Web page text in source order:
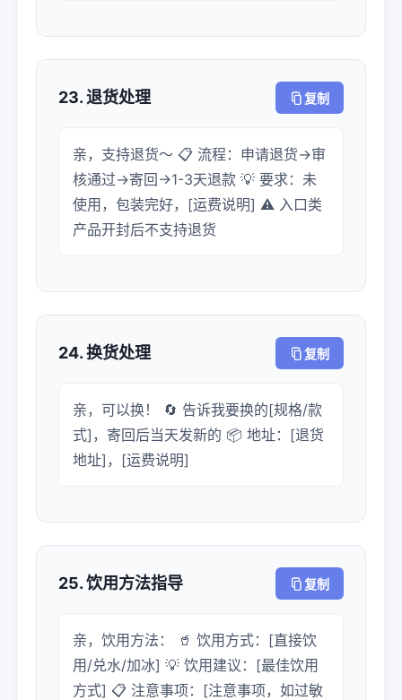
23. 退货处理 复制
亲，支持退货～ 📋 流程：申请退货→审
核通过→寄回→1-3天退款 💡 要求：未
使用，包装完好，[运费说明] ⚠️ 入口类
产品开封后不支持退货
24. 换货处理 复制
亲，可以换！ 🔄 告诉我要换的[规格/款
式]，寄回后当天发新的 📦 地址：[退货
地址]，[运费说明]
25. 饮用方法指导 复制
亲，饮用方法： 🥤 饮用方式：[直接饮
用/兑水/加冰] 💡 饮用建议：[最佳饮用
方式] 📋 注意事项：[注意事项，如过敏